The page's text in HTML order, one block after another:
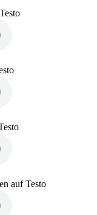
auf Testo